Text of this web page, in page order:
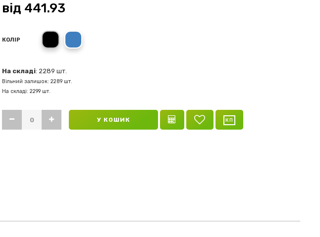
від 441.93
КОЛІР
чорнийсиній
На складі: 2289 шт.
Вільний залишок: 2289 шт.
На складі: 2299 шт.
У КОШИК